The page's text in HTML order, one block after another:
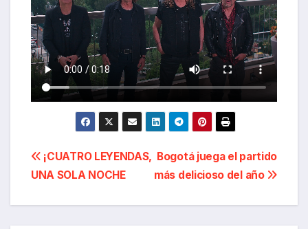
Navegación
de
Bogotá juega el partido
más delicioso del año
¡CUATRO LEYENDAS,
UNA SOLA NOCHE